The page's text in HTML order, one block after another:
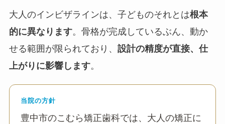
大人のインビザラインは、子どものそれとは根本
的に異なります。骨格が完成しているぶん、動か
せる範囲が限られており、 設計の精度が直接、仕
上がりに影響します。
当院の方針
豊中市のこむら矯正歯科では、大人の矯正に